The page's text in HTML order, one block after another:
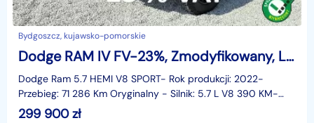
Bydgoszcz, kujawsko-pomorskie
Dodge RAM IV FV-23%, Zmodyfikowany, LPG, SPORT, LIFT, Duży dotykowy ekran, Kamera
Dodge Ram 5.7 HEMI V8 SPORT- Rok produkcji: 2022-
Przebieg: 71 286 Km Oryginalny - Silnik: 5.7 L V8 390 KM-
Skrzynia: Automatyczna- Napęd: 4x4 Automatyczny- LIF
299 900zł